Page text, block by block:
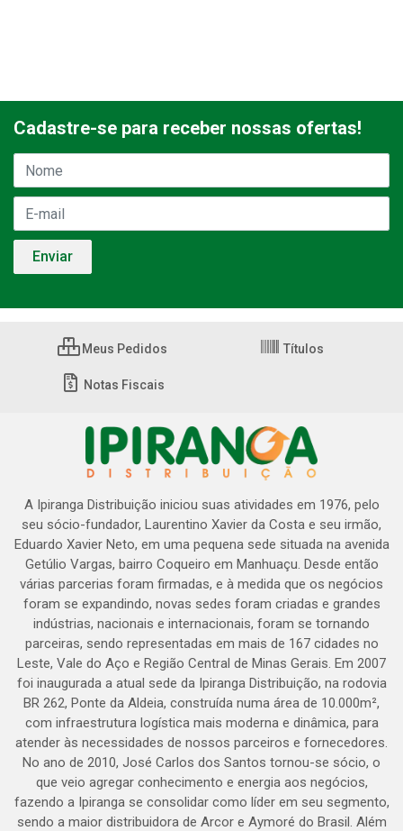
Cadastre-se para receber nossas ofertas!
Meus Pedidos Títulos
Notas Fiscais
A Ipiranga Distribuição iniciou suas atividades em 1976, pelo
seu sócio-fundador, Laurentino Xavier da Costa e seu irmão,
Eduardo Xavier Neto, em uma pequena sede situada na avenida
Getúlio Vargas, bairro Coqueiro em Manhuaçu. Desde então
várias parcerias foram firmadas, e à medida que os negócios
foram se expandindo, novas sedes foram criadas e grandes
indústrias, nacionais e internacionais, foram se tornando
parceiras, sendo representadas em mais de 167 cidades no
Leste, Vale do Aço e Região Central de Minas Gerais. Em 2007
foi inaugurada a atual sede da Ipiranga Distribuição, na rodovia
BR 262, Ponte da Aldeia, construída numa área de 10.000m²,
com infraestrutura logística mais moderna e dinâmica, para
atender às necessidades de nossos parceiros e fornecedores.
No ano de 2010, José Carlos dos Santos tornou-se sócio, o
que veio agregar conhecimento e energia aos negócios,
fazendo a Ipiranga se consolidar como líder em seu segmento,
sendo a maior distribuidora de Arcor e Aymoré do Brasil. Além